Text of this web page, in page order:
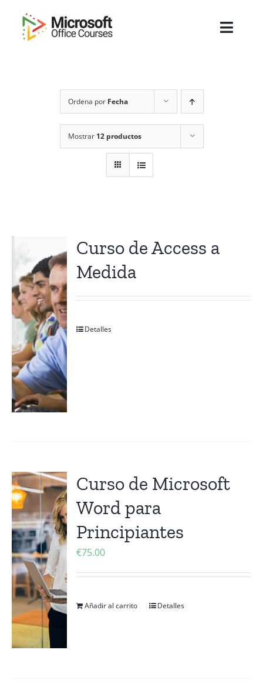
contenido
Sobre Nosotros
Cursos
Masters
Contactanos
Ordena por Fecha
Mostrar 12 productos
Curso de Access a
Medida
Detalles
Curso de Microsoft
Word para
Principiantes
€75.00
Añadir al carrito Detalles